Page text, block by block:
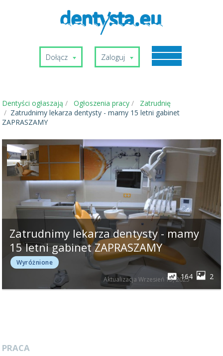
Dołącz Zaloguj
Dentyści ogłaszają Ogłoszenia pracy
Zatrudnię
Zatrudnimy lekarza dentysty - mamy 15 letni gabinet
ZAPRASZAMY
Zatrudnimy lekarza dentysty - mamy
15 letni gabinet ZAPRASZAMY
Wyróżnione
164 2
Aktualizacja Wrzesień 15, 2025
PRACA